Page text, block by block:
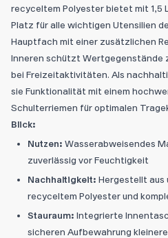
recyceltem Polyester bietet mit 1,5
Platz für alle wichtigen Utensilien
Hauptfach mit einer zusätzlichen
Inneren schützt Wertgegenstände
bei Freizeitaktivitäten. Als
sie Funktionalität mit einem
Schulterriemen für optimalen
Blick:
Nutzen: Wasserabweisendes
zuverlässig vor Feuchtigkeit
Nachhaltigkeit: Hergestellt aus
recyceltem Polyester und
Stauraum: Integrierte
sicheren Aufbewahrung